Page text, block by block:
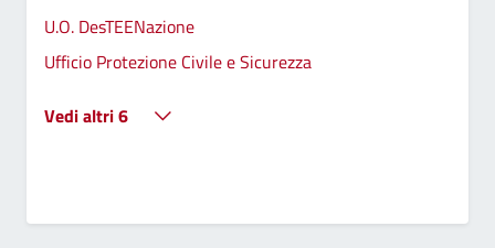
U.O. DesTEENazione
Ufficio Protezione Civile e Sicurezza
Vedi altri 6